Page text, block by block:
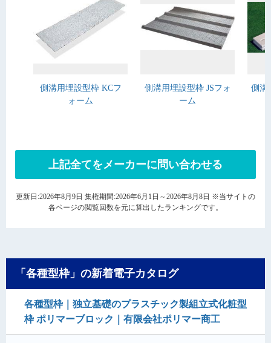
側溝用埋設型枠 KCフ
ォーム
側溝用埋設型枠 JSフォ
ーム
側溝
上記全てをメーカーに問い合わせる
更新日:2026年8月9日 集権期間:2026年6月1日～2026年8月8日 ※当サイトの
各ページの閲覧回数を元に算出したランキングです。
「各種型枠」の新着電子カタログ
各種型枠｜独立基礎のプラスチック製組立式化粧型
枠 ポリマーブロック｜有限会社ポリマー商工